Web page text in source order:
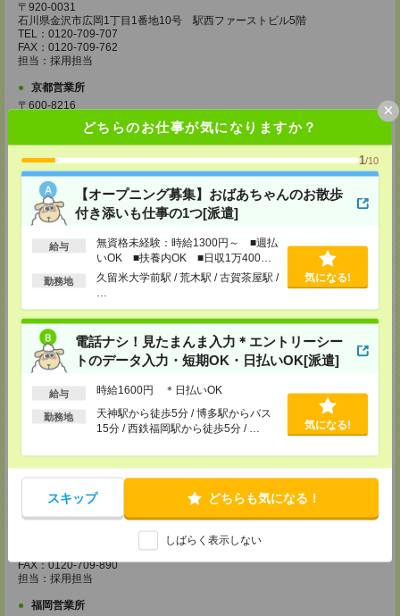
どちらのお仕事が気になりますか？
1/10
【オープニング募集】おばあちゃんのお散歩
付き添いも仕事の1つ[派遣]
給与
無資格未経験：時給1300円～ ■週払
いOK ■扶養内OK ■日収1万400円
以上
勤務地
久留米大学前駅 / 荒木駅 / 古賀茶屋駅 /
気になる!
電話ナシ！見たまんま入力＊エントリーシー
トのデータ入力・短期OK・日払いOK[派遣]
給与 時給1600円 ＊日払いOK
勤務地
天神駅から徒歩5分 / 博多駅からバス
15分 / 西鉄福岡駅から徒歩5分 / …
気になる!
スキップ どちらも気になる！
しばらく表示しない
×
〒920-0031
石川県金沢市広岡1丁目1番地10号 駅西ファーストビル5階
TEL：0120-709-707
FAX：0120-709-762
担当：採用担当
京都営業所
〒600-8216
京都府京都市下京区新町通七条下ル東塩小路町593番地 トラスコクリスタ
TEL：0120-709-707
FAX：0120-709-751
担当：採用担当
大阪営業所
〒530-0017
TEL：0120-995-985
FAX：0120-992-568
〒650-0044
兵庫県神戸市中央区東川崎町1丁目3番3号 神戸ハーバーランドセンタービ
ル18階
TEL：0120-995-984
FAX：0120-709-785
広島営業所
広島県広島市中区紙屋町2丁目1番地22号 広島興銀ビル11階
TEL：0120-709-707
FAX：0120-934-504
担当：採用担当
松山営業所
愛媛県松山市三番町7丁目1番地21号 ジブラルタ生命松山ビル8階
FAX：0120-709-890
担当：採用担当
福岡営業所